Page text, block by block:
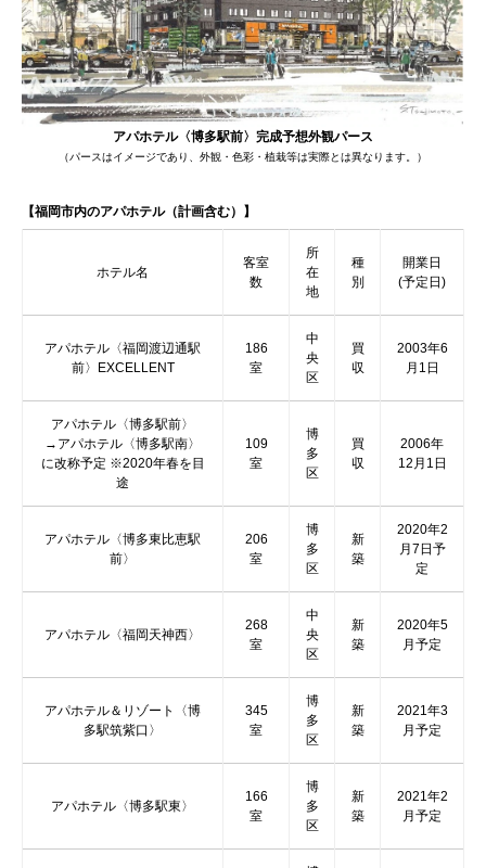
アパホテル〈博多駅前〉完成予想外観パース
（パースはイメージであり、外観・色彩・植栽等は実際とは異なります。）
【福岡市内のアパホテル（計画含む）】
ホテル名
客室
数
所
在
地
種
別
開業日
(予定日)
アパホテル〈福岡渡辺通駅
前〉EXCELLENT
186
室
中
央
区
買
収
2003年6
月1日
アパホテル〈博多駅前〉
→アパホテル〈博多駅南〉
に改称予定 ※2020年春を目
途
109
室
博
多
区
買
収
2006年
12月1日
アパホテル〈博多東比恵駅
前〉
206
室
博
多
区
新
築
2020年2
月7日予
定
アパホテル〈福岡天神西〉
268
室
中
央
区
新
築
2020年5
月予定
アパホテル＆リゾート〈博
多駅筑紫口〉
345
室
博
多
区
新
築
2021年3
月予定
アパホテル〈博多駅東〉
166
室
博
多
区
新
築
2021年2
月予定